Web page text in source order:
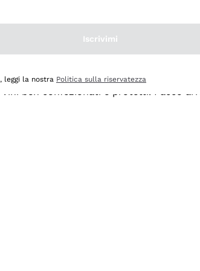
ben confezionati e protetti. Pacco
Iscrivimi
leggi la nostra Politica sulla riservatezza